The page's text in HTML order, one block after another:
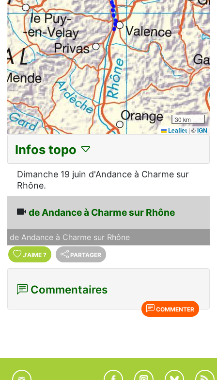
30 km
Leaflet | ©IGN
Infos topo
Dimanche 19 juin d'Andance à Charme sur
Rhône.
de Andance à Charme sur Rhône
de Andance à Charme sur Rhône
J'AIME ? PARTAGER
Commentaires
COMMENTER